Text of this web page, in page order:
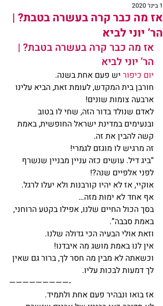
אז מה כבר קרה בעשרה בטבת? |
הר’ יוני לביא
1 בינו׳ 2020
אז מה כבר קרה בעשרה בטבת? |
הר’ יוני לביא
יום כיפור יש פעם אחת בשנה.
חורבן בית המקדש, לעומת זאת, הביא עלינו
ארבעה צומות שונים!
לאדם שנולד בדור הזה, שחי לו בטוב
ובנעימים במדינת ישראל החופשית, באמת
קשה להבין את זה.
זה מרגיש לו מוגזם לגמרי!
“ביג דיל. עושים כזה עניין מבניין שנשרף
לפני אלפיים שנה?!
אוקיי, אז לא יהיו קורבנות ולא יעלו לרגל.
אף אחד לא ימות מזה…
בסך הכול החיים שלנו, אפילו בקטע הרוחני,
באמת סבבה”.
וזאת אולי הבעיה הכי גדולה שלנו.
אין לנו באמת מושג מה איבדנו!
וכשאתה לא מבין מה חסר לך, ברור גם שאין
לך דמעות לבכות עליו.
—————————-
אז בואו ונבהיר פעם אחת ולתמיד.